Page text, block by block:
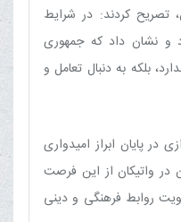
تصریح کردند: در شرایط
و نشان داد که جمهوری
بلکه به دنبال تعامل و
در پایان ابراز امیدواری
در واتیکان از این فرصت
روابط فرهنگی و دینی